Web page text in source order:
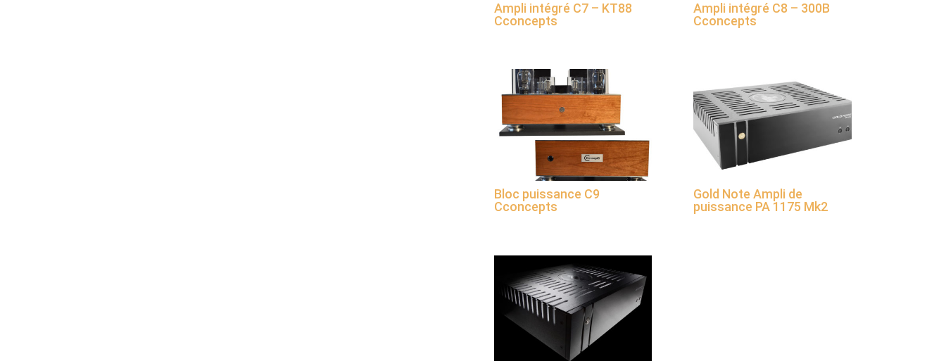
Ampli intégré C7 – KT88
Cconcepts
Ampli intégré C8 – 300B
Cconcepts
Bloc puissance C9
Cconcepts
Gold Note Ampli de
puissance PA 1175 Mk2